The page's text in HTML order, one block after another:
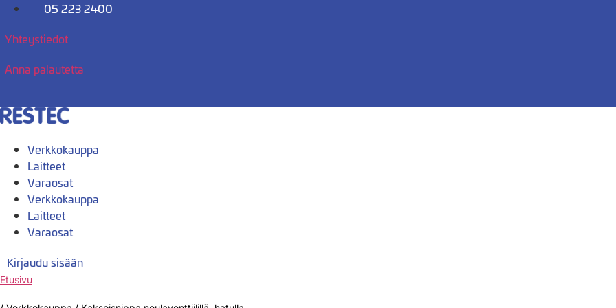
Mene
05 223 2400
Yhteystiedot
Anna palautetta
Verkkokauppa
Laitteet
Varaosat
Verkkokauppa
Laitteet
Varaosat
Kirjaudu sisään
Etusivu